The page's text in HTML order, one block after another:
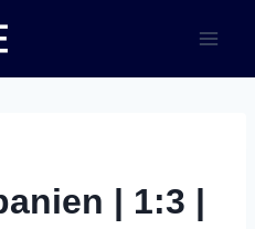
| 1:3 |